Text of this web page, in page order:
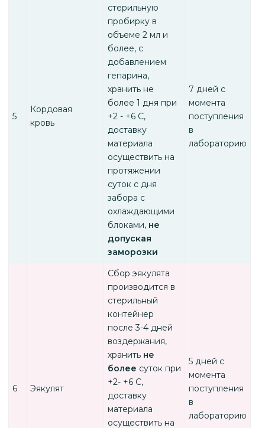
5
Кордовая
кровь
стерильную
пробирку в
объеме 2 мл и
более, с
добавлением
гепарина,
хранить не
более 1 дня при
+2 - +6 С,
доставку
материала
осуществить на
протяжении
суток с дня
забора с
охлаждающими
блоками, не
допуская
заморозки
7 дней с
момента
поступления
в
лабораторию
6 Эякулят
Сбор эякулята
производится в
стерильный
контейнер
после 3-4 дней
воздержания,
хранить не
более суток при
+2- +6 С,
доставку
материала
осуществить на
5 дней с
момента
поступления
в
лабораторию